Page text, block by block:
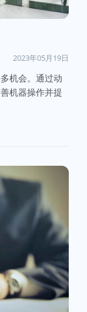
2023年05月19日
机会。通过动
机器操作并提